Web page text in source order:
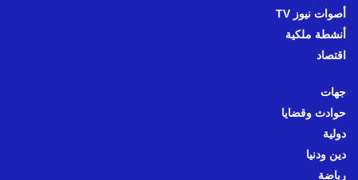
أصوات نيوز TV
أنشطة ملكية
اقتصاد
جهات
حوادث وقضايا
دولية
دين ودنيا
رياضة